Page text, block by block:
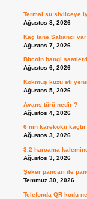
Termal su sivilceye
Ağustos 8, 2026
Kaç tane Sabancı
Ağustos 7, 2026
Bitcoin hangi
Ağustos 6, 2026
Kokmuş kuzu eti
Ağustos 5, 2026
Avans türü nedir ?
Ağustos 4, 2026
6’nın karekökü kaçtır
Ağustos 3, 2026
3.2 harcama
Ağustos 3, 2026
Şeker pancarı ile
Temmuz 30, 2026
Telefonda QR kodu